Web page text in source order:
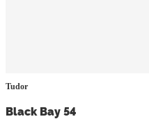
Tudor
Black Bay 54